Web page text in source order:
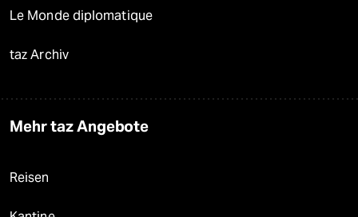
Le Monde diplomatique
taz Archiv
Mehr taz Angebote
Reisen